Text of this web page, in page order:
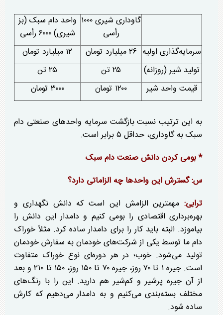
گاوداری شیری ۱۰۰۰
رأسی
واحد دام سبک (بز
شیری) ۶۰۰۰ رأسی
سرمایه‌گذاری اولیه ۲۶ میلیارد تومان
۱۲ میلیارد تومان
تولید شیر (روزانه)
۲۵ تن
۲۵ تن
قیمت واحد شیر
۱۲۰۰ تومان ۳۰۰۰ تومان
به این ترتیب نسبت بازگشت سرمایه واحد‌های صنعتی دام
سبک به گاوداری، حداقل ۵ برابر است.
* بومی کردن دانش صنعت دام سبک
س: گسترش این واحد‌ها چه الزاماتی دارد؟
ترابی: مهمترین الزامش این است که دانش نگهداری و
بهره‌برداری اقتصادی را بومی کنیم و دامدار این دانش را
بیاموزد. البته باید کار را برای دامدار ساده کرد. مثلاً خوراک
دام ما توسط یکی از شرکت‌های خودمان به سفارش خودمان
تولید می‌شود. خوب؛ در هر دوره‌ای نوع خوراک متفاوت
است. جیره ۱ تا ۷۰ روز، جیره ۷۰ تا ۱۵۰ روز، ۱۵۰ تا ۲۱۰ و بعد
از آن جیره پرشیر و کم‌شیر هم دارید. این را با رنگ‌های
مختلف بسته‌بندی می‌کنیم و به دامدار می‌دهیم که کارش
ساده شود.